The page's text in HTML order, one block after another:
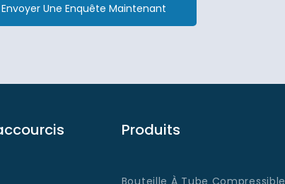
Envoyer Une Enquête Maintenant
Produits